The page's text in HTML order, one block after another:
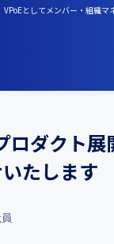
としてメンバー・組織
ダクト
たします